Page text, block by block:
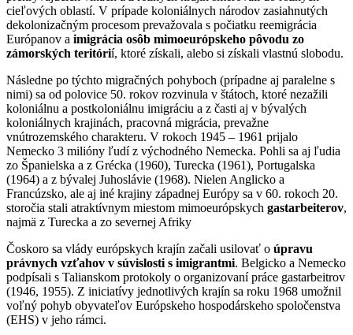
cieľových oblastí. V prípade koloniálnych národov zasiahnutých
dekolonizačným procesom prevažovala s počiatku reemigrácia
Európanov a imigrácia osôb mimoeurópskeho pôvodu zo
zámorských teritórií, ktoré získali, alebo si získali vlastnú slobodu.
Následne po týchto migračných pohyboch (prípadne aj paralelne s
nimi) sa od polovice 50. rokov rozvinula v štátoch, ktoré nezažili
koloniálnu a postkoloniálnu imigráciu a z časti aj v bývalých
koloniálnych krajinách, pracovná migrácia, prevažne
vnútrozemského charakteru. V rokoch 1945 – 1961 prijalo
Nemecko 3 milióny ľudí z východného Nemecka. Pohli sa aj ľudia
zo Španielska a z Grécka (1960), Turecka (1961), Portugalska
(1964) a z bývalej Juhoslávie (1968). Nielen Anglicko a
Francúzsko, ale aj iné krajiny západnej Európy sa v 60. rokoch 20.
storočia stali atraktívnym miestom mimoeurópskych gastarbeiterov,
najmä z Turecka a zo severnej Afriky
Čoskoro sa vlády európskych krajín začali usilovať o úpravu
právnych vzťahov v súvislosti s imigrantmi. Belgicko a Nemecko
podpísali s Talianskom protokoly o organizovaní práce gastarbeitrov
(1946, 1955). Z iniciatívy jednotlivých krajín sa roku 1968 umožnil
voľný pohyb obyvateľov Európskeho hospodárskeho spoločenstva
(EHS) v jeho rámci.